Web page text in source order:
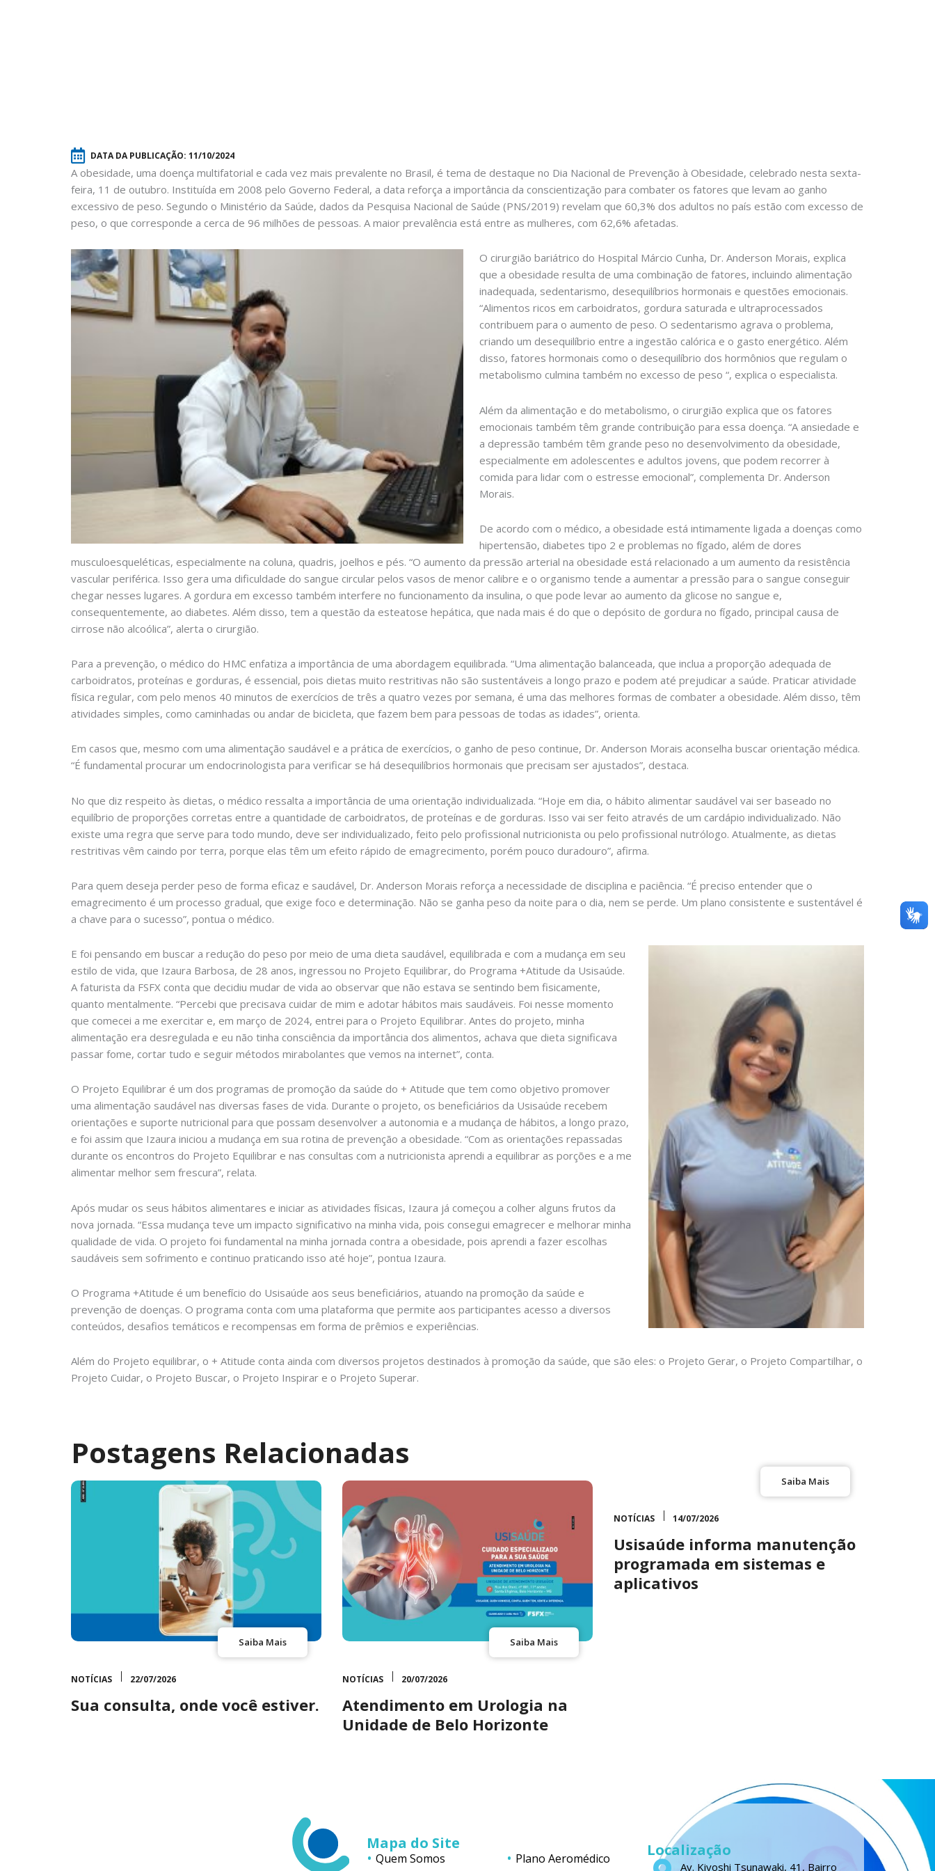
DATA DA PUBLICAÇÃO: 11/10/2024
A obesidade, uma doença multifatorial e cada vez mais prevalente no Brasil, é tema de destaque no Dia Nacional de Prevenção à Obesidade, celebrado nesta sexta-
feira, 11 de outubro. Instituída em 2008 pelo Governo Federal, a data reforça a importância da conscientização para combater os fatores que levam ao ganho
excessivo de peso. Segundo o Ministério da Saúde, dados da Pesquisa Nacional de Saúde (PNS/2019) revelam que 60,3% dos adultos no país estão com excesso de
peso, o que corresponde a cerca de 96 milhões de pessoas. A maior prevalência está entre as mulheres, com 62,6% afetadas.
O cirurgião bariátrico do Hospital Márcio Cunha, Dr. Anderson Morais, explica
que a obesidade resulta de uma combinação de fatores, incluindo alimentação
inadequada, sedentarismo, desequilíbrios hormonais e questões emocionais.
“Alimentos ricos em carboidratos, gordura saturada e ultraprocessados
contribuem para o aumento de peso. O sedentarismo agrava o problema,
criando um desequilíbrio entre a ingestão calórica e o gasto energético. Além
disso, fatores hormonais como o desequilíbrio dos hormônios que regulam o
metabolismo culmina também no excesso de peso “, explica o especialista.
Além da alimentação e do metabolismo, o cirurgião explica que os fatores
emocionais também têm grande contribuição para essa doença. “A ansiedade e
a depressão também têm grande peso no desenvolvimento da obesidade,
especialmente em adolescentes e adultos jovens, que podem recorrer à
comida para lidar com o estresse emocional”, complementa Dr. Anderson
Morais.
De acordo com o médico, a obesidade está intimamente ligada a doenças como
hipertensão, diabetes tipo 2 e problemas no fígado, além de dores
musculoesqueléticas, especialmente na coluna, quadris, joelhos e pés. “O aumento da pressão arterial na obesidade está relacionado a um aumento da resistência
vascular periférica. Isso gera uma dificuldade do sangue circular pelos vasos de menor calibre e o organismo tende a aumentar a pressão para o sangue conseguir
chegar nesses lugares. A gordura em excesso também interfere no funcionamento da insulina, o que pode levar ao aumento da glicose no sangue e,
consequentemente, ao diabetes. Além disso, tem a questão da esteatose hepática, que nada mais é do que o depósito de gordura no fígado, principal causa de
cirrose não alcoólica”, alerta o cirurgião.
Para a prevenção, o médico do HMC enfatiza a importância de uma abordagem equilibrada. “Uma alimentação balanceada, que inclua a proporção adequada de
carboidratos, proteínas e gorduras, é essencial, pois dietas muito restritivas não são sustentáveis a longo prazo e podem até prejudicar a saúde. Praticar atividade
física regular, com pelo menos 40 minutos de exercícios de três a quatro vezes por semana, é uma das melhores formas de combater a obesidade. Além disso, têm
atividades simples, como caminhadas ou andar de bicicleta, que fazem bem para pessoas de todas as idades”, orienta.
Em casos que, mesmo com uma alimentação saudável e a prática de exercícios, o ganho de peso continue, Dr. Anderson Morais aconselha buscar orientação médica.
“É fundamental procurar um endocrinologista para verificar se há desequilíbrios hormonais que precisam ser ajustados”, destaca.
No que diz respeito às dietas, o médico ressalta a importância de uma orientação individualizada. “Hoje em dia, o hábito alimentar saudável vai ser baseado no
equilíbrio de proporções corretas entre a quantidade de carboidratos, de proteínas e de gorduras. Isso vai ser feito através de um cardápio individualizado. Não
existe uma regra que serve para todo mundo, deve ser individualizado, feito pelo profissional nutricionista ou pelo profissional nutrólogo. Atualmente, as dietas
restritivas vêm caindo por terra, porque elas têm um efeito rápido de emagrecimento, porém pouco duradouro”, afirma.
Para quem deseja perder peso de forma eficaz e saudável, Dr. Anderson Morais reforça a necessidade de disciplina e paciência. “É preciso entender que o
emagrecimento é um processo gradual, que exige foco e determinação. Não se ganha peso da noite para o dia, nem se perde. Um plano consistente e sustentável é
a chave para o sucesso”, pontua o médico.
E foi pensando em buscar a redução do peso por meio de uma dieta saudável, equilibrada e com a mudança em seu
estilo de vida, que Izaura Barbosa, de 28 anos, ingressou no Projeto Equilibrar, do Programa +Atitude da Usisaúde.
A faturista da FSFX conta que decidiu mudar de vida ao observar que não estava se sentindo bem fisicamente,
quanto mentalmente. “Percebi que precisava cuidar de mim e adotar hábitos mais saudáveis. Foi nesse momento
que comecei a me exercitar e, em março de 2024, entrei para o Projeto Equilibrar. Antes do projeto, minha
alimentação era desregulada e eu não tinha consciência da importância dos alimentos, achava que dieta significava
passar fome, cortar tudo e seguir métodos mirabolantes que vemos na internet”, conta.
O Projeto Equilibrar é um dos programas de promoção da saúde do + Atitude que tem como objetivo promover
uma alimentação saudável nas diversas fases de vida. Durante o projeto, os beneficiários da Usisaúde recebem
orientações e suporte nutricional para que possam desenvolver a autonomia e a mudança de hábitos, a longo prazo,
e foi assim que Izaura iniciou a mudança em sua rotina de prevenção a obesidade. “Com as orientações repassadas
durante os encontros do Projeto Equilibrar e nas consultas com a nutricionista aprendi a equilibrar as porções e a me
alimentar melhor sem frescura”, relata.
Após mudar os seus hábitos alimentares e iniciar as atividades físicas, Izaura já começou a colher alguns frutos da
nova jornada. “Essa mudança teve um impacto significativo na minha vida, pois consegui emagrecer e melhorar minha
qualidade de vida. O projeto foi fundamental na minha jornada contra a obesidade, pois aprendi a fazer escolhas
saudáveis sem sofrimento e continuo praticando isso até hoje”, pontua Izaura.
O Programa +Atitude é um benefício do Usisaúde aos seus beneficiários, atuando na promoção da saúde e
prevenção de doenças. O programa conta com uma plataforma que permite aos participantes acesso a diversos
conteúdos, desafios temáticos e recompensas em forma de prêmios e experiências.
Além do Projeto equilibrar, o + Atitude conta ainda com diversos projetos destinados à promoção da saúde, que são eles: o Projeto Gerar, o Projeto Compartilhar, o
Projeto Cuidar, o Projeto Buscar, o Projeto Inspirar e o Projeto Superar.
Postagens Relacionadas
Saiba Mais
NOTÍCIAS 22/07/2026
Sua consulta, onde você estiver.
Saiba Mais
NOTÍCIAS 20/07/2026
Atendimento em Urologia na
Unidade de Belo Horizonte
Saiba Mais
NOTÍCIAS 14/07/2026
Usisaúde informa manutenção
programada em sistemas e
aplicativos
Mapa do Site
Quem Somos Plano Aeromédico Localização
Av. Kiyoshi Tsunawaki, 41, Bairro